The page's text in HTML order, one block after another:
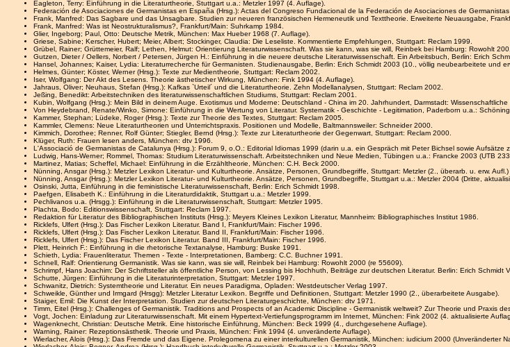
Eagleton, Terry: Einführung in die Literaturtheorie, Stuttgart u.a.: Metzler 1997 (4. Auflage).
Federación de Asociaciones de Germanistas en España (Hrsg.): Actas del Congreso Fundacional de la Federación de Asociaciones de
Frank, Manfred: Das Sagbare und das Unsagbare. Studien zur neueren französischen Hermeneutik und Texttheorie. Erweiterte Neuausgabe,
Frank, Manfred: Was ist Neostrukturalismus?, Frankfurt/Main: Suhrkamp 1984.
Glier, Ingeborg; Paul, Otto: Deutsche Metrik, München: Max Hueber 1968 (7. Auflage).
Griese, Sabine; Kerscher, Hubert; Meier, Albert; Stockinger, Claudia: Die Leseliste. Kommentierte Empfehlungen, Stuttgart: Reclam 1999.
Grübel, Rainer; Grüttemeier, Ralf; Lethen, Helmut: Orientierung Literaturwissenschaft. Was sie kann, was sie will, Reinbek bei Hamburg: Rowohlt
Gutzen, Dieter / Oellers, Norbert / Petersen, Jürgen H.: Einführung in die neuere deutsche Literaturwissenschaft. Ein Arbeitsbuch, Berlin: Erich
Hansel, Johannes; Kaiser, Lydia: Literaturrecherche für Germanisten. Studienausgabe, Berlin: Erich Schmidt 2003 (10., völlig neubearbeitete und
Helmes, Günter; Köster, Werner (Hrsg.): Texte zur Medientheorie, Stuttgart: Reclam 2002.
Iser, Wolfgang: Der Akt des Lesens. Theorie ästhetischer Wirkung, München: Fink 1994 (4. Auflage).
Jahraus, Oliver; Neuhaus, Stefan (Hrsg.): Kafkas `Urteil´ und die Literaturtheorie. Zehn Modellanalysen, Stuttgart: Reclam 2002.
Jeßing, Benedikt: Arbeitstechniken des literaturwissenschaftlichen Studiums, Stuttgart: Reclam 2001.
Kubin, Wolfgang (Hrsg.): Mein Bild in deinem Auge. Exotismus und Moderne: Deutschland - China im 20. Jahrhundert, Darmstadt:
Von Heydebrand, Renate/Winko, Simone: Einführung in die Wertung von Literatur. Systematik - Geschichte - Legitimation, Paderborn u.a.:
Kammer, Stephan; Lüdeke, Roger (Hrsg.): Texte zur Theorie des Textes, Stuttgart: Reclam 2005.
Kammler, Clemens: Neue Literaturtheorien und Unterrichtspraxis. Positionen und Modelle, Baltmannsweiler: Schneider 2000.
Kimmich, Dorothee; Renner, Rolf Günter; Stiegler, Bernd (Hrsg.): Texte zur Literaturtheorie der Gegenwart, Stuttgart: Reclam 2000.
Klüger, Ruth: Frauen lesen anders, München: dtv 1996.
L'Associació de Germanistas de Catalunya (Hrsg.): Forum 9, o.O.: Editorial Idiomas 1999 (darin u.a. ein Gespräch mit Peter Bichsel sowie Aufsätze
Ludwig, Hans-Werner; Rommel, Thomas: Studium Literaturwissenschaft. Arbeitstechniken und Neue Medien, Tübingen u.a.: Francke 2003 (UTB
Martinez, Matias; Scheffel, Michael: Einführung in die Erzähltheorie, München: C.H. Beck 2000.
Nünning, Ansgar (Hrsg.): Metzler Lexikon Literatur- und Kulturtheorie. Ansätze, Personen, Grundbegriffe, Stuttgart: Metzler (2., überarb. u. erw. Aufl.)
Nünning, Ansgar (Hrsg.): Metzler Lexikon Literatur- und Kulturtheorie. Ansätze, Personen, Grundbegriffe, Stuttgart u.a.: Metzler 2004 (Dritte,
Osinski, Jutta, Einführung in die feministische Literaturwissenschaft, Berlin: Erich Schmidt 1998.
Paefgen, Elisabeth K.: Einführung in die Literaturdidaktik, Stuttgart u.a.: Metzler 1999.
Pechlivanos u.a. (Hrsgg.): Einführung in die Literaturwissenschaft, Stuttgart: Metzler 1995.
Plachta, Bodo: Editionswissenschaft, Stuttgart: Reclam 1997.
Redaktion für Literatur des Bibliographischen Instituts (Hrsg.): Meyers Kleines Lexikon Literatur, Mannheim: Bibliographisches Institut 1986.
Ricklefs, Ulfert (Hrsg.): Das Fischer Lexikon Literatur. Band I, Frankfurt/Main: Fischer 1996.
Ricklefs, Ulfert (Hrsg.): Das Fischer Lexikon Literatur. Band II, Frankfurt/Main: Fischer 1996.
Ricklefs, Ulfert (Hrsg.): Das Fischer Lexikon Literatur. Band III, Frankfurt/Main: Fischer 1996.
Plett, Heinrich F.: Einführung in die rhetorische Textanalyse, Hamburg: Buske 1991.
Schieth, Lydia: Frauenliteratur. Themen - Texte - Interpretationen, Bamberg: C.C. Buchner 1991.
Schnell, Ralf: Orientierung Germanistik. Was sie kann, was sie will, Reinbek bei Hamburg: Rowohlt 2000 (re 55609).
Schrimpf, Hans Joachim: Der Schriftsteller als öffentliche Person, von Lessing bis Hochhuth, Beiträge zur deutschen Literatur. Berlin: Erich Schmidt
Schutte, Jürgen: Einführung in die Literaturinterpretation, Stuttgart: Metzler 1997.
Schwanitz, Dietrich: Systemtheorie und Literatur. Ein neues Paradigma, Opladen: Westdeutscher Verlag 1997.
Schweikle, Günther und Irmgard (Hrsgg): Metzler Literatur Lexikon. Begriffe und Definitionen, Stuttgart: Metzler 1990 (2., überarbeitete Ausgabe).
Staiger, Emil: Die Kunst der Interpretation. Studien zur deutschen Literaturgeschichte, München: dtv 1971.
Timm, Eitel (Hrsg.): Challenges of Germanistik. Traditions and Prospects of an Academic Discipline - Germanistik weltweit? Zur Theorie und Praxis
Vogt, Jochen: Einladung zur Literaturwissenschaft. Mit einem Hypertext-Vertiefungsprogramm im Internet, München: Fink 2002 (4. aktualisierte
Wagenknecht, Christian: Deutsche Metrik. Eine historische Einführung, München: Beck 1999 (4., durchgesehene Auflage).
Warning, Rainer: Rezeptionsästhetik. Theorie und Praxis, München: Fink 1994 (4. unveränderte Auflage).
Wierlacher, Alois (Hrsg.): Das Fremde und das Eigene. Prolegomena zu einer interkulturellen Germanistik, München: iudicium 2000 (Unveränderter